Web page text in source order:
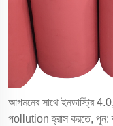
আগমনের সাথে ইনডাস্ট্রি 4.0,
পollution হ্রাস করতে, পুন: